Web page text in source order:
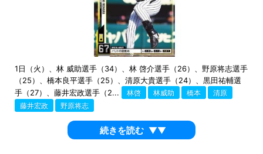
1日（火）、林 威助選手（34）、林 啓介選手（26）、野原将志選手
（25）、橋本良平選手（25）、清原大貴選手（24）、黒田祐輔選
手（27）、藤井宏政選手（2...
林啓 林威助 橋本
清原
藤井宏政
野原将志
続きを読む ▼▼